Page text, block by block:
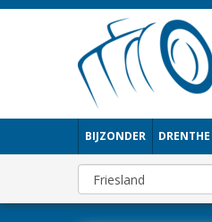
BIJZONDER DRENTHE